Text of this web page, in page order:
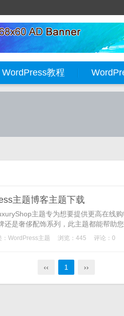
WordPress教程
主题博客主题下载
主题专为想要提供更高在线
是奢侈配饰系列，此主题都能帮助您
WordPress主题 浏览：445 评论：0
‹‹ 1 ››